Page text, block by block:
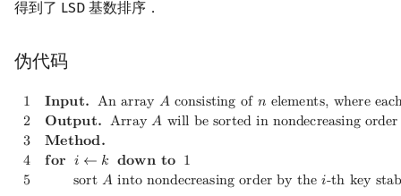
得到了 LSD 基数排序．
伪代码
1 𝐈𝐧𝐩𝐮𝐭. An array 𝐴 consisting of 𝑛 elements, where eac
2
𝐎𝐮𝐭𝐩𝐮𝐭. Array 𝐴 will be sorted in nondecreasing order
3
𝐌𝐞𝐭𝐡𝐨𝐝.
4
𝐟𝐨𝐫 𝑖 ← 𝑘 𝐝𝐨𝐰𝐧 𝐭𝐨 1
5
sort 𝐴 into nondecreasing order by the 𝑖-th key sta
Input.An array Aconsisting ofnelements, where each